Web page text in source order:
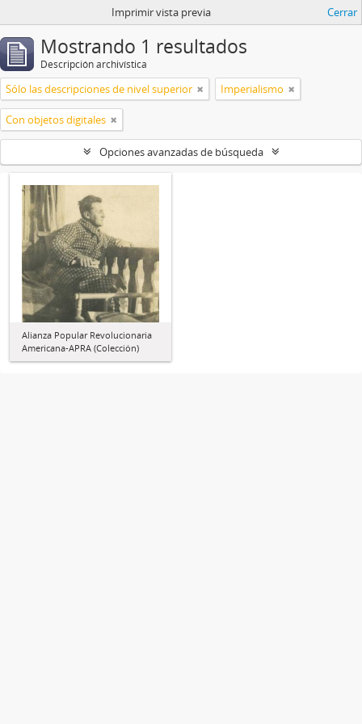
Imprimir vista previa Cerrar
Mostrando 1 resultados
Descripción archivística
Sólo las descripciones de nivel superior Imperialismo
Con objetos digitales
Opciones avanzadas de búsqueda
Alianza Popular Revolucionaria
Americana-APRA (Colección)